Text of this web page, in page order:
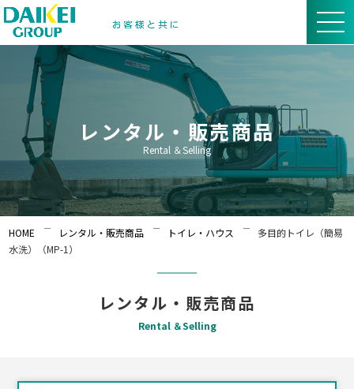
レンタル・販売商品
Rental ＆Selling
HOME レンタル・販売商品 トイレ・ハウス
多目的トイレ（簡易
水洗）（MP-1）
レンタル・販売商品
Rental ＆Selling